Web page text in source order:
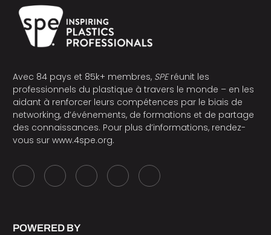
Avec 84 pays et 85k+ membres, SPEréunit les
professionnels du plastique à travers le monde – en les
aidant à renforcer leurs compétences par le biais de
networking, d’événements, de formations et de partage
des connaissances. Pour plus d’informations, rendez-
vous sur www.4spe.org.
POWERED BY